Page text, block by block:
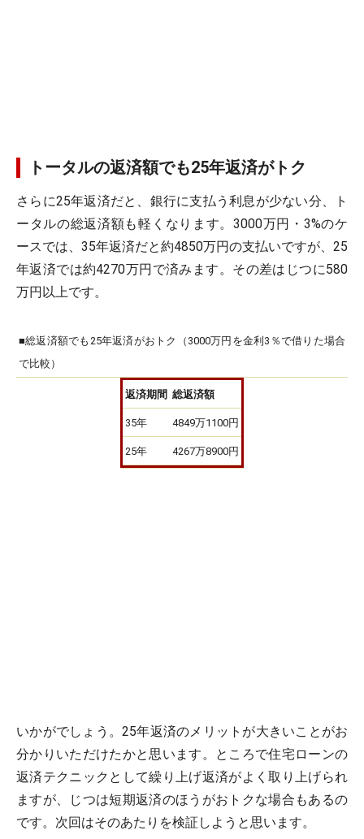
トータルの返済額でも25年返済がトク
さらに25年返済だと、銀行に支払う利息が少ない分、
ト
ータルの総返済額も軽く なります。3000万円・3%のケ
ースでは、35年返済だと約4850万円の支払いですが、25
年返済では約4270万円で済みます。その差はじつに580
万円以上です。
■総返済額でも25年返済がおトク（3000万円を金利3％で借りた場合
で比較）
返済期間 総返済額
35年 4849万1100円
25年 4267万8900円
いかがでしょう。25年返済のメリットが大きいことがお
分かりいただけたかと思います。ところで住宅ローンの
返済テクニックとして繰り上げ返済がよく取り上げられ
ますが、じつは短期返済のほうがおトクな場合もあるの
です。次回はそのあたりを検証しようと思います。